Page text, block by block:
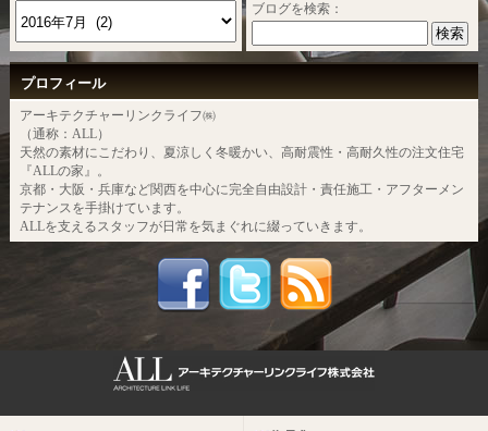
ブログを検索：
プロフィール
アーキテクチャーリンクライフ㈱
（通称：ALL）
天然の素材にこだわり、夏涼しく冬暖かい、高耐震性・高耐久性の注文住宅
『ALLの家』。
京都・大阪・兵庫など関西を中心に完全自由設計・責任施工・アフターメン
テナンスを手掛けています。
ALLを支えるスタッフが日常を気まぐれに綴っていきます。